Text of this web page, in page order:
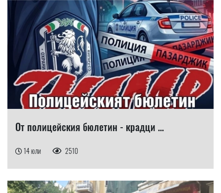
От полицейския бюлетин - крадци ...
14 юли 2510